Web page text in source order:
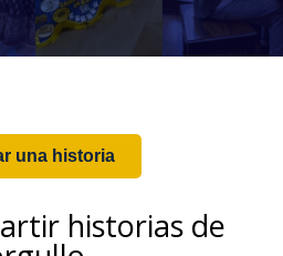
una historia
historias de